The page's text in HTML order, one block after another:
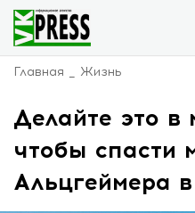
Главная Жизнь
Делайте это в
чтобы спасти
Альцгеймера в